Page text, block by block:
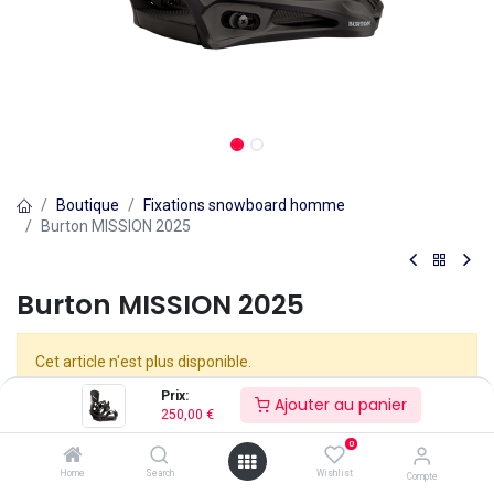
Prix:
250,00 € Ajouter au panier
Home Search
0
Wishlist Compte
Boutique
Fixations snowboard homme
Burton MISSION 2025
Burton MISSION 2025
Cet article n'est plus disponible.